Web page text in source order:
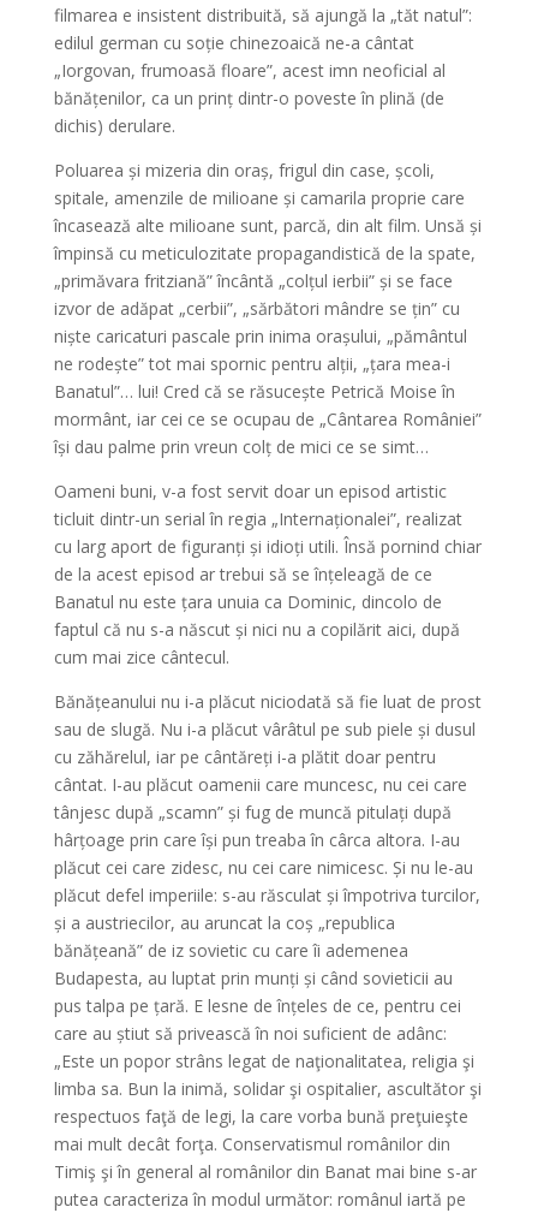
filmarea e insistent distribuită, să ajungă la „tăt natul”:
edilul german cu soție chinezoaică ne-a cântat
„Iorgovan, frumoasă floare”, acest imn neoficial al
bănățenilor, ca un prinț dintr-o poveste în plină (de
dichis) derulare.
Poluarea și mizeria din oraș, frigul din case, școli,
spitale, amenzile de milioane și camarila proprie care
încasează alte milioane sunt, parcă, din alt film. Unsă și
împinsă cu meticulozitate propagandistică de la spate,
„primăvara fritziană” încântă „colțul ierbii” și se face
izvor de adăpat „cerbii”, „sărbători mândre se țin” cu
niște caricaturi pascale prin inima orașului, „pământul
ne rodește” tot mai spornic pentru alții, „țara mea-i
Banatul”… lui! Cred că se răsucește Petrică Moise în
mormânt, iar cei ce se ocupau de „Cântarea României”
își dau palme prin vreun colț de mici ce se simt…
Oameni buni, v-a fost servit doar un episod artistic
ticluit dintr-un serial în regia „Internaționalei”, realizat
cu larg aport de figuranți și idioți utili. Însă pornind chiar
de la acest episod ar trebui să se înțeleagă de ce
Banatul nu este țara unuia ca Dominic, dincolo de
faptul că nu s-a născut și nici nu a copilărit aici, după
cum mai zice cântecul.
Bănățeanului nu i-a plăcut niciodată să fie luat de prost
sau de slugă. Nu i-a plăcut vârâtul pe sub piele și dusul
cu zăhărelul, iar pe cântăreți i-a plătit doar pentru
cântat. I-au plăcut oamenii care muncesc, nu cei care
tânjesc după „scamn” și fug de muncă pitulați după
hârțoage prin care își pun treaba în cârca altora. I-au
plăcut cei care zidesc, nu cei care nimicesc. Și nu le-au
plăcut defel imperiile: s-au răsculat și împotriva turcilor,
și a austriecilor, au aruncat la coș „republica
bănățeană” de iz sovietic cu care îi ademenea
Budapesta, au luptat prin munți și când sovieticii au
pus talpa pe țară. E lesne de înțeles de ce, pentru cei
care au știut să privească în noi suficient de adânc:
„Este un popor strâns legat de naţionalitatea, religia şi
limba sa. Bun la inimă, solidar şi ospitalier, ascultător şi
respectuos faţă de legi, la care vorba bună preţuieşte
mai mult decât forţa. Conservatismul românilor din
Timiş şi în general al românilor din Banat mai bine s-ar
putea caracteriza în modul următor: românul iartă pe